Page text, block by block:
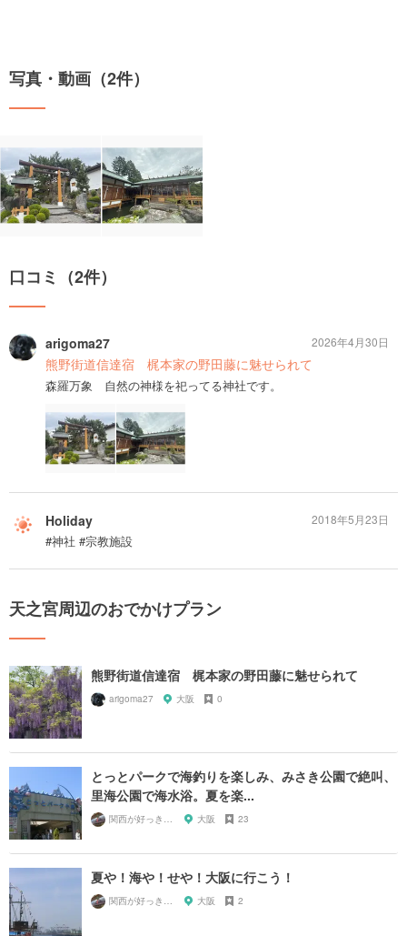
写真・動画（2件）
口コミ（2件）
arigoma27
熊野街道信達宿 梶本家の野田藤に魅せられて
森羅万象 自然の神様を祀ってる神社です。
2026年4月30日
Holiday
#神社 #宗教施設
2018年5月23日
天之宮周辺のおでかけプラン
熊野街道信達宿 梶本家の野田藤に魅せられて
arigoma27 大阪 0
とっとパークで海釣りを楽しみ、みさき公園で絶叫、
里海公園で海水浴。夏を楽...
関西が好っきゃねん 大阪 23
夏や！海や！せや！大阪に行こう！
関西が好っきゃねん 大阪 2